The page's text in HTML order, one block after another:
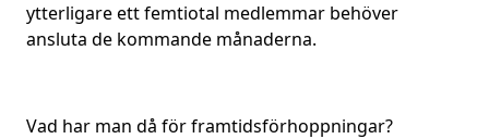
ytterligare ett femtiotal medlemmar behöver
ansluta de kommande månaderna.
Vad har man då för framtidsförhoppningar?